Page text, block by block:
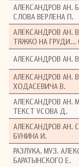
АЛЕКСАНДРОВ АН.
СЛОВА ВЕРЛЕНА П.
АЛЕКСАНДРОВ АН.
ТЯЖКО НА
АЛЕКСАНДРОВ АН.
АЛЕКСАНДРОВ АН.
ХОДАСЕВИЧА В.
АЛЕКСАНДРОВ АН.
ТЕКСТ УСОВА Д.
АЛЕКСАНДРОВ АН.
БУНИНА И.
РАЗЛУКА. МУЗ.
БАРАТЫНСКОГО Е.